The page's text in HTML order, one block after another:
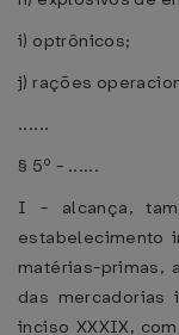
i) optrônicos;
j) rações
......
§ 5º - ......
I - alcança,
estabelecimento
matérias-primas,
das mercadorias
inciso XXXIX,